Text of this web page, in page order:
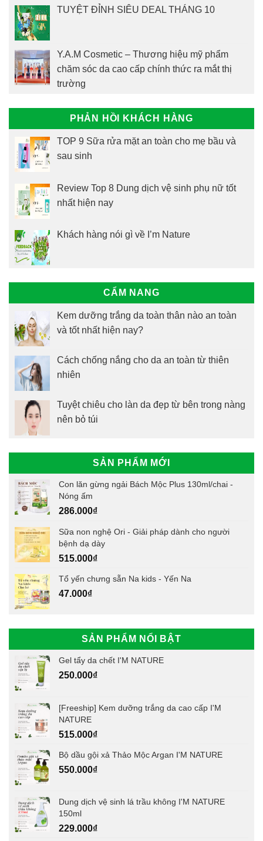
TUYỆT ĐỈNH SIÊU DEAL THÁNG 10
Y.A.M Cosmetic – Thương hiệu mỹ phẩm
chăm sóc da cao cấp chính thức ra mắt thị
trường
PHẢN HỒI KHÁCH HÀNG
TOP 9 Sữa rửa mặt an toàn cho mẹ bầu và
sau sinh
Review Top 8 Dung dịch vệ sinh phụ nữ tốt
nhất hiện nay
Khách hàng nói gì về I’m Nature
CẨM NANG
Kem dưỡng trắng da toàn thân nào an toàn
và tốt nhất hiện nay?
Cách chống nắng cho da an toàn từ thiên
nhiên
Tuyệt chiêu cho làn da đẹp từ bên trong nàng
nên bỏ túi
SẢN PHẨM MỚI
Con lăn gừng ngải Bách Mộc Plus 130ml/chai -
Nóng ấm
286.000₫
Sữa non nghệ Ori - Giải pháp dành cho người
bệnh dạ dày
515.000₫
Tổ yến chưng sẵn Na kids - Yến Na
47.000₫
SẢN PHẨM NỔI BẬT
Gel tẩy da chết I'M NATURE
250.000₫
[Freeship] Kem dưỡng trắng da cao cấp I'M
NATURE
515.000₫
Bộ dầu gội xả Thảo Mộc Argan I'M NATURE
550.000₫
Dung dịch vệ sinh lá trầu không I'M NATURE
150ml
229.000₫